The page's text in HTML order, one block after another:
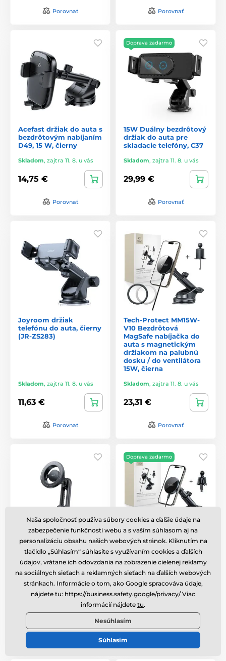
Porovnať Porovnať
Acefast držiak do auta s
bezdrôtovým nabíjaním
D49, 15 W, čierny
Skladom, zajtra 11. 8. u vás
14,75 €
Porovnať
Doprava zadarmo
15W Duálny bezdrôtový
držiak do auta pre
skladacie telefóny, C37
Skladom, zajtra 11. 8. u vás
29,99 €
Porovnať
Joyroom držiak
telefónu do auta, čierny
(JR-ZS283)
Skladom, zajtra 11. 8. u vás
11,63 €
Porovnať
Tech-Protect MM15W-
V10 Bezdrôtová
MagSafe nabíjačka do
auta s magnetickým
držiakom na palubnú
dosku / do ventilátora
15W, čierna
Skladom, zajtra 11. 8. u vás
23,31 €
Porovnať
ER POWER Magnetický
držiak do ventilačnej
mriežky s ramenom
Skladom,zajtra 11. 8. u vás
21,69 €
Doprava zadarmo
Tech-Protect MM15W-
V5 Bezdrôtová MagSafe
nabíjačka do auta s
magnetickým držiakom
na palubnú dosku / do
ventilátora 15W, čierna
Skladom,zajtra 11. 8. u vás
26,81 €
Naša spoločnosť používa súbory cookies a ďalšie údaje na
zabezpečenie funkčnosti webu a s vaším súhlasom aj na
personalizáciu obsahu našich webových stránok. Kliknutím na
tlačidlo „Súhlasím“ súhlasíte s využívaním cookies a ďalších
údajov, vrátane ich odovzdania na zobrazenie cielenej reklamy
na sociálnych sieťach a reklamných sieťach na ďalších webových
stránkach. Informácie o tom, ako Google spracováva údaje,
nájdete tu: https://business.safety.google/privacy/ Viac
informácií nájdete tu.
Nesúhlasím
Súhlasím